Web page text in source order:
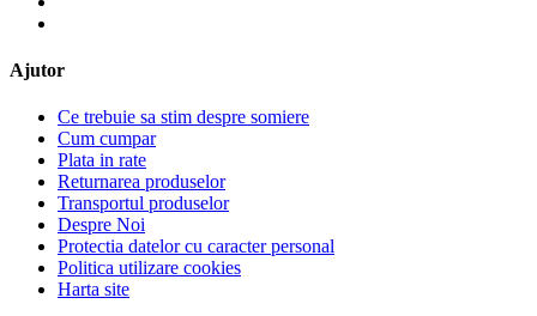
Ajutor
Ce trebuie sa stim despre somiere
Cum cumpar
Plata in rate
Returnarea produselor
Transportul produselor
Despre Noi
Protectia datelor cu caracter personal
Politica utilizare cookies
Harta site